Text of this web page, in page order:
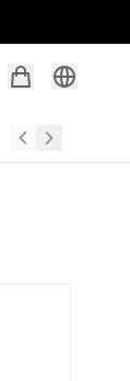
Soldes